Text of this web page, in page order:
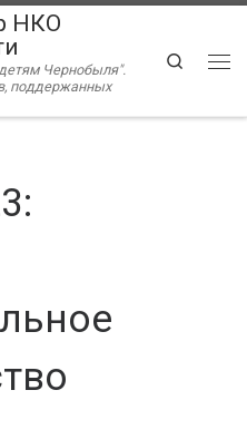
НКО
Чернобыля".
поддержанных
Search